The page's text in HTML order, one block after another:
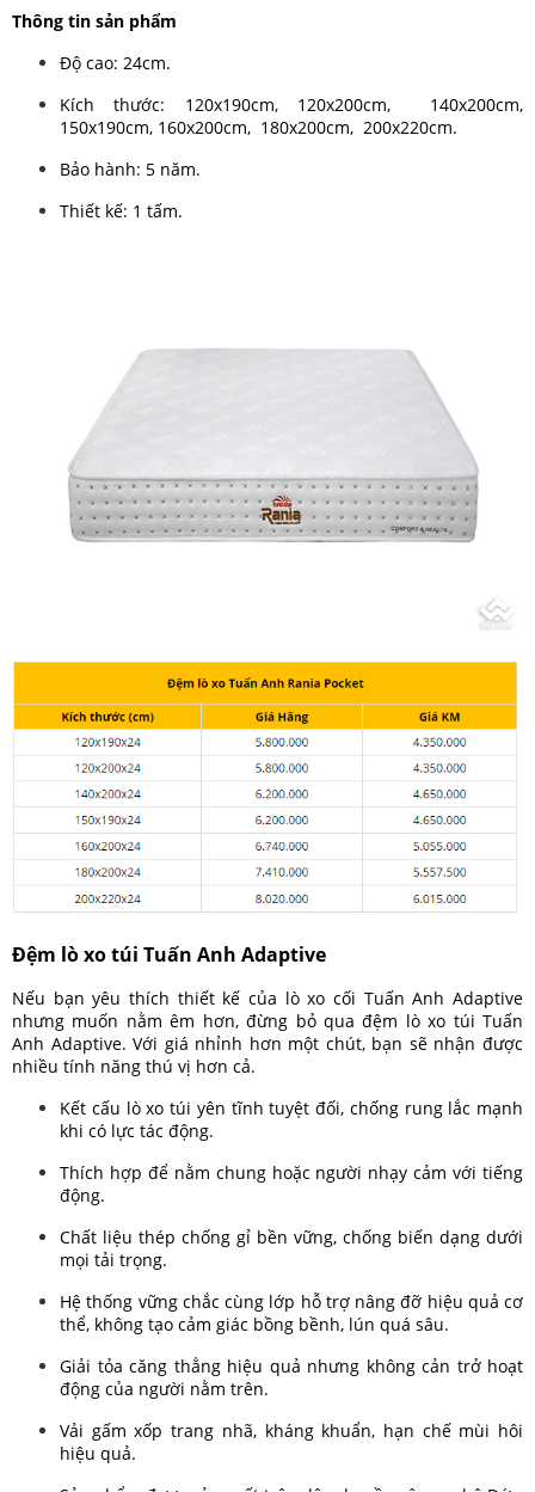
Thông tin sản phẩm
Độ cao: 24cm.
Kích thước: 120x190cm, 120x200cm, 140x200cm,
150x190cm, 160x200cm, 180x200cm, 200x220cm.
Bảo hành: 5 năm.
Thiết kế: 1 tấm.
Đệm lò xo túi Tuấn Anh Adaptive
Nếu bạn yêu thích thiết kế của lò xo cối Tuấn Anh Adaptive
nhưng muốn nằm êm hơn, đừng bỏ qua đệm lò xo túi Tuấn
Anh Adaptive. Với giá nhỉnh hơn một chút, bạn sẽ nhận được
nhiều tính năng thú vị hơn cả.
Kết cấu lò xo túi yên tĩnh tuyệt đối, chống rung lắc mạnh
khi có lực tác động.
Thích hợp để nằm chung hoặc người nhạy cảm với tiếng
động.
Chất liệu thép chống gỉ bền vững, chống biến dạng dưới
mọi tải trọng.
Hệ thống vững chắc cùng lớp hỗ trợ nâng đỡ hiệu quả cơ
thể, không tạo cảm giác bồng bềnh, lún quá sâu.
Giải tỏa căng thẳng hiệu quả nhưng không cản trở hoạt
động của người nằm trên.
Vải gấm xốp trang nhã, kháng khuẩn, hạn chế mùi hôi
hiệu quả.